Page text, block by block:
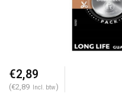
€2,89
(€2,89 Incl. btw)